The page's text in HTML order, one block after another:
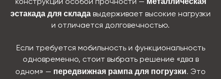
конструкции особой прочности —
эстакада для склада выдерживает высокие нагрузки
и отличается долговечностью.
Если требуется мобильность и функциональность
одновременно, стоит выбрать решение «два в
одном» — передвижная рампа для погрузки. Это